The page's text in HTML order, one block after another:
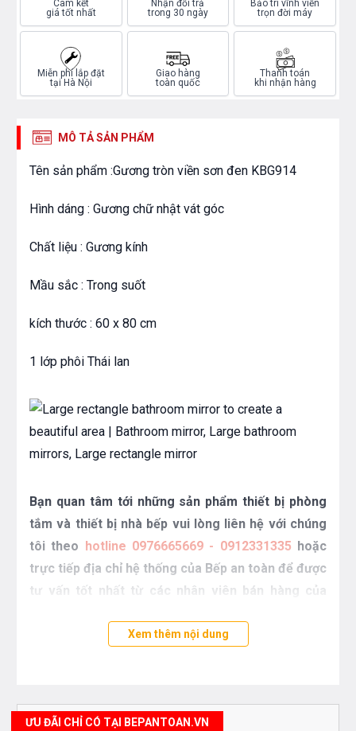
Cam kết
giá tốt nhất
Nhận đổi trả
trong 30 ngày
Bảo trì vĩnh viễn
trọn đời máy
Miễn phí lắp đặt
tại Hà Nội
Giao hàng
toàn quốc
Thanh toán
khi nhận hàng
MÔ TẢ SẢN PHẨM
Tên sản phẩm :Gương tròn viền sơn đen KBG914
Hình dáng : Gương chữ nhật vát góc
Chất liệu : Gương kính
Mầu sắc : Trong suốt
kích thước : 60 x 80 cm
1 lớp phôi Thái lan
Bạn quan tâm tới những sản phẩm thiết bị phòng
tắm và thiết bị nhà bếp vui lòng liên hệ với chúng
tôi theo hotline 0976665669 - 0912331335 hoặc
trực tiếp địa chỉ hệ thống của Bếp an toàn để được
tư vấn tốt nhất từ các nhân viên bán hàng của
Xem thêm nội dung
ƯU ĐÃI CHỈ CÓ TẠI BEPANTOAN.VN